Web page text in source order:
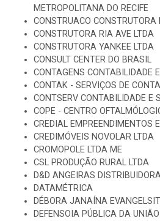
METROPOLITANA DO RECIFE
CONSTRUACO CONSTRUTORA
CONSTRUTORA RIA AVE LTDA
CONSTRUTORA YANKEE LTDA
CONSULT CENTER DO BRASIL
CONTAGENS CONTABILIDADE
CONTAK - SERVIÇOS DE
CONTSERV CONTABILIDADE E
COPE - CENTRO
CREDIAL EMPREENDIMENTOS
CREDIMÓVEIS NOVOLAR LTDA
CROMOPOLE LTDA ME
CSL PRODUÇÃO RURAL LTDA
D&D ANGEIRAS
DATAMÉTRICA
DÉBORA JANAÍNA
DEFENSOIA PÚBLICA DA UNIÃO